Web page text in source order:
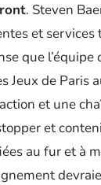
. Steven
et services
que l’équipe
Jeux de Paris
et une
et
au fur et à